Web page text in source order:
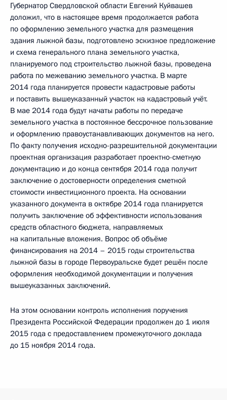
Губернатор Свердловской области Евгений Куйвашев
доложил, что в настоящее время продолжается работа
по оформлению земельного участка для размещения
здания лыжной базы, подготовлено эскизное предложение
и схема генерального плана земельного участка,
планируемого под строительство лыжной базы, проведена
работа по межеванию земельного участка. В марте
2014 года планируется провести кадастровые работы
и поставить вышеуказанный участок на кадастровый учёт.
В мае 2014 года будут начаты работы по передаче
земельного участка в постоянное бессрочное пользование
и оформлению правоустанавливающих документов на него.
По факту получения исходно-разрешительной документации
проектная организация разработает проектно-сметную
документацию и до конца сентября 2014 года получит
заключение о достоверности определения сметной
стоимости инвестиционного проекта. На основании
указанного документа в октябре 2014 года планируется
получить заключение об эффективности использования
средств областного бюджета, направляемых
на капитальные вложения. Вопрос об объёме
финансирования на 2014 – 2015 годы строительства
лыжной базы в городе Первоуральске будет решён после
оформления необходимой документации и получения
вышеуказанных заключений.
На этом основании контроль исполнения поручения
Президента Российской Федерации продолжен до 1 июля
2015 года с предоставлением промежуточного доклада
до 15 ноября 2014 года.